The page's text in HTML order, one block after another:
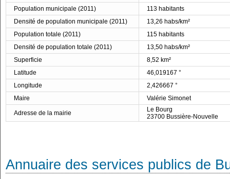
Population municipale (2011)
113 habitants
Densité de population municipale (2011)
13,26 habs/km²
Population totale (2011)
115 habitants
Densité de population totale (2011)
13,50 habs/km²
Superficie
8,52 km²
Latitude
46,019167 °
Longitude
2,426667 °
Maire
Valérie Simonet
Adresse de la mairie
Le Bourg
23700 Bussière-Nouvelle
Annuaire des services publics de